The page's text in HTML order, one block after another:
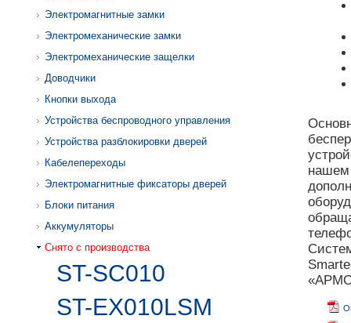
Электромагнитные замки
Электромеханические замки
Электромеханические защелки
Доводчики
Кнопки выхода
Устройства беспроводного управления
Устройства разблокировки дверей
Кабелепереходы
Электромагнитные фиксаторы дверей
Блоки питания
Аккумуляторы
Снято с производства
ST-SC010
ST-EX010LSM